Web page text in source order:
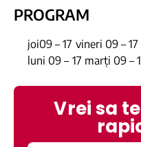
PROGRAM
joi09 – 17 vineri 09 –
luni 09 – 17 marți 09 –
Vrei sa